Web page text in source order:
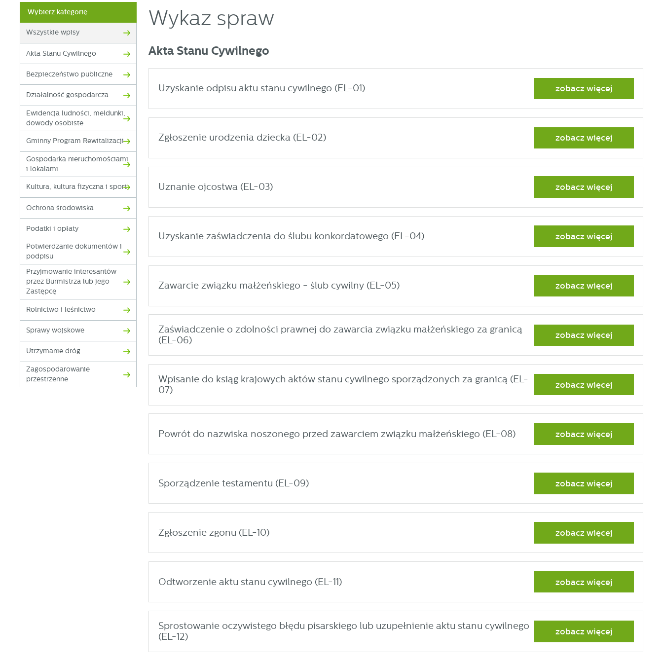
Wybierz kategorię
Wszystkie wpisy
Akta Stanu Cywilnego
Bezpieczeństwo publiczne
Działalność gospodarcza
Ewidencja ludności, meldunki,
dowody osobiste
Gminny Program Rewitalizacji
Gospodarka nieruchomościami
i lokalami
Kultura, kultura fizyczna i sport
Ochrona środowiska
Podatki i opłaty
Potwierdzanie dokumentów i
podpisu
Przyjmowanie interesantów
przez Burmistrza lub jego
Zastępcę
Rolnictwo i leśnictwo
Sprawy wojskowe
Utrzymanie dróg
Zagospodarowanie
przestrzenne
Wykaz spraw
Akta Stanu Cywilnego
Uzyskanie odpisu aktu stanu cywilnego (EL-01) zobacz więcej
Zgłoszenie urodzenia dziecka (EL-02) zobacz więcej
Uznanie ojcostwa (EL-03) zobacz więcej
Uzyskanie zaświadczenia do ślubu konkordatowego (EL-04) zobacz więcej
Zawarcie związku małżeńskiego - ślub cywilny (EL-05) zobacz więcej
Zaświadczenie o zdolności prawnej do zawarcia związku małżeńskiego za granicą
(EL-06)
zobacz więcej
Wpisanie do ksiąg krajowych aktów stanu cywilnego sporządzonych za granicą (EL-
07)
zobacz więcej
Powrót do nazwiska noszonego przed zawarciem związku małżeńskiego (EL-08) zobacz więcej
Sporządzenie testamentu (EL-09) zobacz więcej
Zgłoszenie zgonu (EL-10) zobacz więcej
Odtworzenie aktu stanu cywilnego (EL-11) zobacz więcej
Sprostowanie oczywistego błędu pisarskiego lub uzupełnienie aktu stanu cywilnego
(EL-12)
zobacz więcej